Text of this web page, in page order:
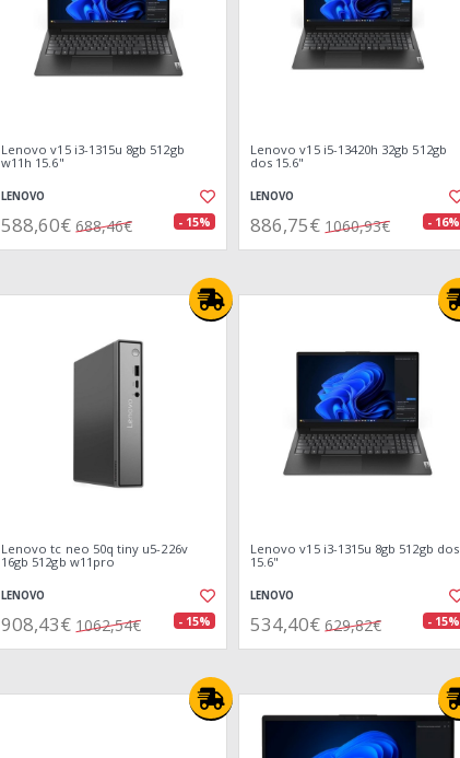
Lenovo v15 i3-1315u 8gb 512gb
w11h 15.6"
LENOVO
588,60€ 688,46€ - 15%
Lenovo v15 i5-13420h 32gb 512gb
dos 15.6"
LENOVO
886,75€ 1060,93€ - 16%
Lenovo tc neo 50q tiny u5-226v
16gb 512gb w11pro
LENOVO
908,43€ 1062,54€ - 15%
Lenovo v15 i3-1315u 8gb 512gb dos
15.6"
LENOVO
534,40€ 629,82€ - 15%